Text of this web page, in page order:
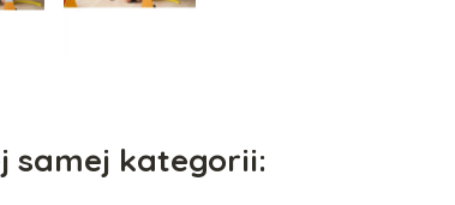
samej kategorii: